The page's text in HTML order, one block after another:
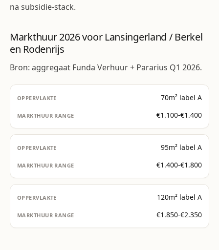
na subsidie-stack.
Markthuur 2026 voor Lansingerland / Berkel
en Rodenrijs
Bron: aggregaat Funda Verhuur + Pararius Q1 2026.
70m² label A
€1.100-€1.400
95m² label A
€1.400-€1.800
120m² label A
€1.850-€2.350